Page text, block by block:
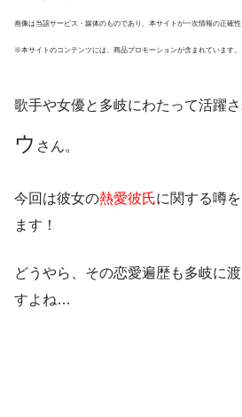
画像は当該サービス・媒体のものであり、本サイトが一次情報の正確性
※本サイトのコンテンツには、商品プロモーションが含まれています。
歌手や女優と多岐にわたって活躍
ウ さん。
今回は彼女の熱愛彼氏に関する噂
ます！
どうやら、その恋愛遍歴も多岐に
すよね…